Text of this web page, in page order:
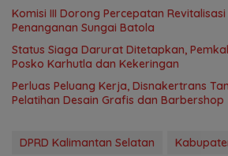
‎Komisi III Dorong Percepatan
Penanganan Sungai Batola
Status Siaga Darurat Ditetapkan,
Posko Karhutla dan Kekeringan
Perluas Peluang Kerja, Disnakertrans
Pelatihan Desain Grafis dan Barbershop
DPRD Kalimantan Selatan